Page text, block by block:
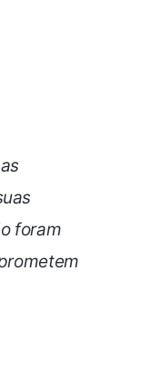
foram